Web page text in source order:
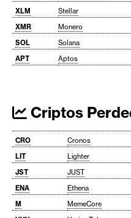
XLM
Stellar
XMR
Monero
SOL
Solana
APT
Aptos
Criptos
CRO Cronos
LIT
Lighter
JST
JUST
ENA
Ethena
M
MemeCore